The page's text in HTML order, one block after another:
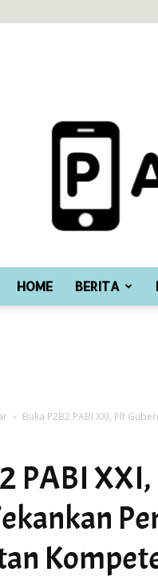
HOME BERITA
Buka P2B2 PABI XXI, Plt
PABI